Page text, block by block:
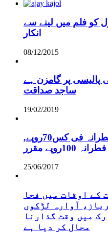
کو فلم میں لینے سے
انکار
08/12/2015
پالیسی پر گامزن ہے
ساجد صداقت
19/02/2019
,گلگت،اہلسنت کیلئے فطرانہ فی کس70روپے
مقرر
25/06/2017
کے اوقات میں فحا
آوارہ لڑکوں
میں وقت گذارنا
محال کر دیا ہے